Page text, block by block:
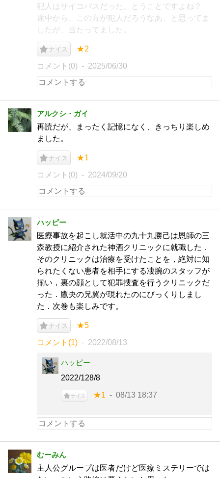
犯人はサイコパスだった、とうことですよね？
途中から、この方が犯人だろうなあ、と思ってま
したが、当たってました。
ナイス ★2
コメント(0) 2025/06/30
アルクシ・ガイ
再読だが、まったく記憶になく、きっちり楽しめ
ました。
ナイス ★1
コメント(0) 2024/09/20
ハッピー
医療事故を起こし就活中の九十九勝己は恩師の三
森教授に紹介された神酒クリニックに就職した．
そのクリニックは治療を受けたことを，絶対に知
られたくない患者を相手にする凄腕のスタッフが
揃い，裏の顔として犯罪捜査を行うクリニックだ
った．鷹央の兄翼が現れたのにびっくりしまし
た．次巻も楽しみです。
ナイス ★5
コメント(1) 2022/08/13
ハッピー
2022/128/8
ナイス ★1 08/13 18:37
むーみん
主人公グループは医者だけど医療ミステリーでは